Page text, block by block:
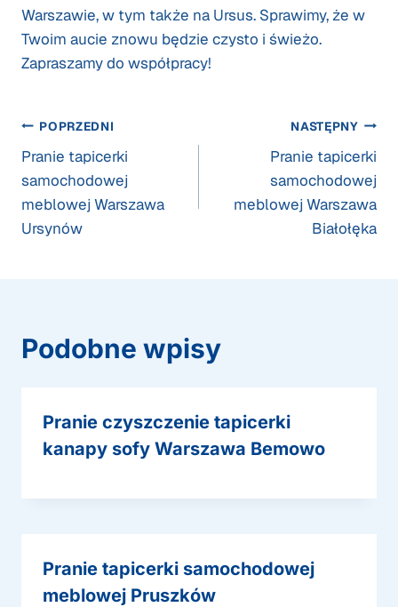
Warszawie, w tym także na Ursus. Sprawimy, że w
Twoim aucie znowu będzie czysto i świeżo.
Zapraszamy do współpracy!
Nawigacja
wpisu
POPRZEDNI
Pranie tapicerki
samochodowej
meblowej Warszawa
Ursynów
NASTĘPNY
Pranie tapicerki
samochodowej
meblowej Warszawa
Białołęka
Podobne wpisy
Pranie czyszczenie tapicerki
kanapy sofy Warszawa Bemowo
Pranie tapicerki samochodowej
meblowej Pruszków